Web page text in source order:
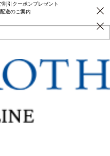
割引クーポンプレゼント
送のご案内